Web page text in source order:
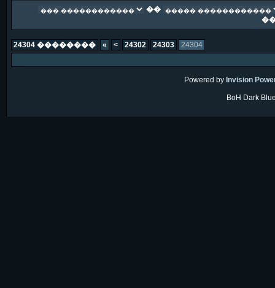
��
24304 �������� « < 24302 24303 24304
Powered by Invision
BoH Dark